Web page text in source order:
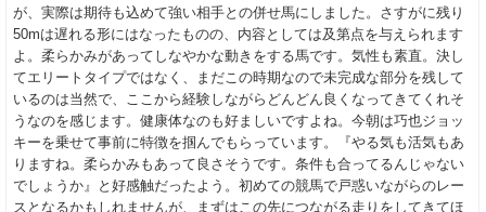
が、実際は期待も込めて強い相手との併せ馬にしました。さすがに残り
50mは遅れる形にはなったものの、内容としては及第点を与えられます
よ。柔らかみがあってしなやかな動きをする馬です。気性も素直。決し
てエリートタイプではなく、まだこの時期なので未完成な部分を残して
いるのは当然で、ここから経験しながらどんどん良くなってきてくれそ
うなのを感じます。健康体なのも好ましいですよね。今朝は巧也ジョッ
キーを乗せて事前に特徴を掴んでもらっています。『やる気も活気もあ
りますね。柔らかみもあって良さそうです。条件も合ってるんじゃない
でしょうか』と好感触だったよう。初めての競馬で戸惑いながらのレー
スとなるかもしれませんが、まずはこの先につながる走りをしてきてほ